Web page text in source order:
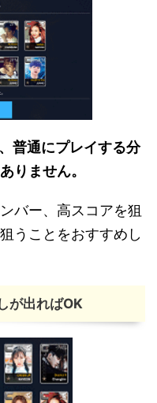
普通にプレイする分
りません。
バー、高スコアを狙
うことをおすすめし
が出ればOK